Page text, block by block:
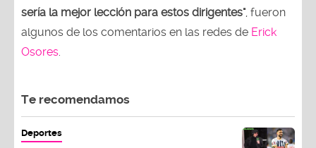
sería la mejor lección para estos dirigentes", fueron
algunos de los comentarios en las redes de Erick
Osores
Te recomendamos
Deportes